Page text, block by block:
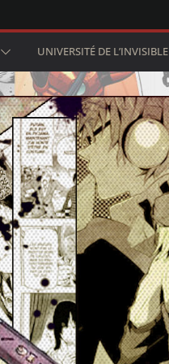
UNIVERSITÉ DE L’INVISIBLE